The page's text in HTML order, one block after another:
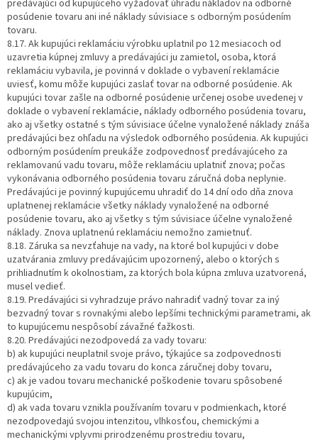
predávajúci od kupujúceho vyžadovať úhradu nákladov na odborné
posúdenie tovaru ani iné náklady súvisiace s odborným posúdením
tovaru.
8.17. Ak kupujúci reklamáciu výrobku uplatnil po 12 mesiacoch od
uzavretia kúpnej zmluvy a predávajúci ju zamietol, osoba, ktorá
reklamáciu vybavila, je povinná v doklade o vybavení reklamácie
uviesť, komu môže kupujúci zaslať tovar na odborné posúdenie. Ak
kupujúci tovar zašle na odborné posúdenie určenej osobe uvedenej v
doklade o vybavení reklamácie, náklady odborného posúdenia tovaru,
ako aj všetky ostatné s tým súvisiace účelne vynaložené náklady znáša
predávajúci bez ohľadu na výsledok odborného posúdenia. Ak kupujúci
odborným posúdením preukáže zodpovednosť predávajúceho za
reklamovanú vadu tovaru, môže reklamáciu uplatniť znova; počas
vykonávania odborného posúdenia tovaru záručná doba neplynie.
Predávajúci je povinný kupujúcemu uhradiť do 14 dní odo dňa znova
uplatnenej reklamácie všetky náklady vynaložené na odborné
posúdenie tovaru, ako aj všetky s tým súvisiace účelne vynaložené
náklady. Znova uplatnenú reklamáciu nemožno zamietnuť.
8.18. Záruka sa nevzťahuje na vady, na ktoré bol kupujúci v dobe
uzatvárania zmluvy predávajúcim upozornený, alebo o ktorých s
prihliadnutím k okolnostiam, za ktorých bola kúpna zmluva uzatvorená,
musel vedieť.
8.19. Predávajúci si vyhradzuje právo nahradiť vadný tovar za iný
bezvadný tovar s rovnakými alebo lepšími technickými parametrami, ak
to kupujúcemu nespôsobí závažné ťažkosti.
8.20. Predávajúci nezodpovedá za vady tovaru:
b) ak kupujúci neuplatnil svoje právo, týkajúce sa zodpovednosti
predávajúceho za vadu tovaru do konca záručnej doby tovaru,
c) ak je vadou tovaru mechanické poškodenie tovaru spôsobené
kupujúcim,
d) ak vada tovaru vznikla používaním tovaru v podmienkach, ktoré
nezodpovedajú svojou intenzitou, vlhkosťou, chemickými a
mechanickými vplyvmi prirodzenému prostrediu tovaru,